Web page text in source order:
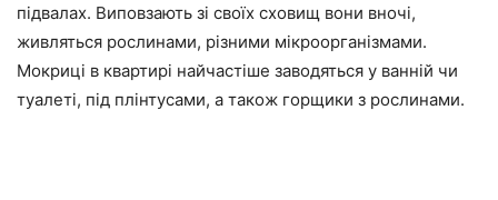
підвалах. Виповзають зі своїх сховищ вони вночі,
живляться рослинами, різними мікроорганізмами.
Мокриці в квартирі найчастіше заводяться у ванній чи
туалеті, під плінтусами, а також горщики з рослинами.